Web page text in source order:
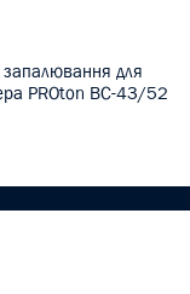
запалювання для
PROton BC-43/52